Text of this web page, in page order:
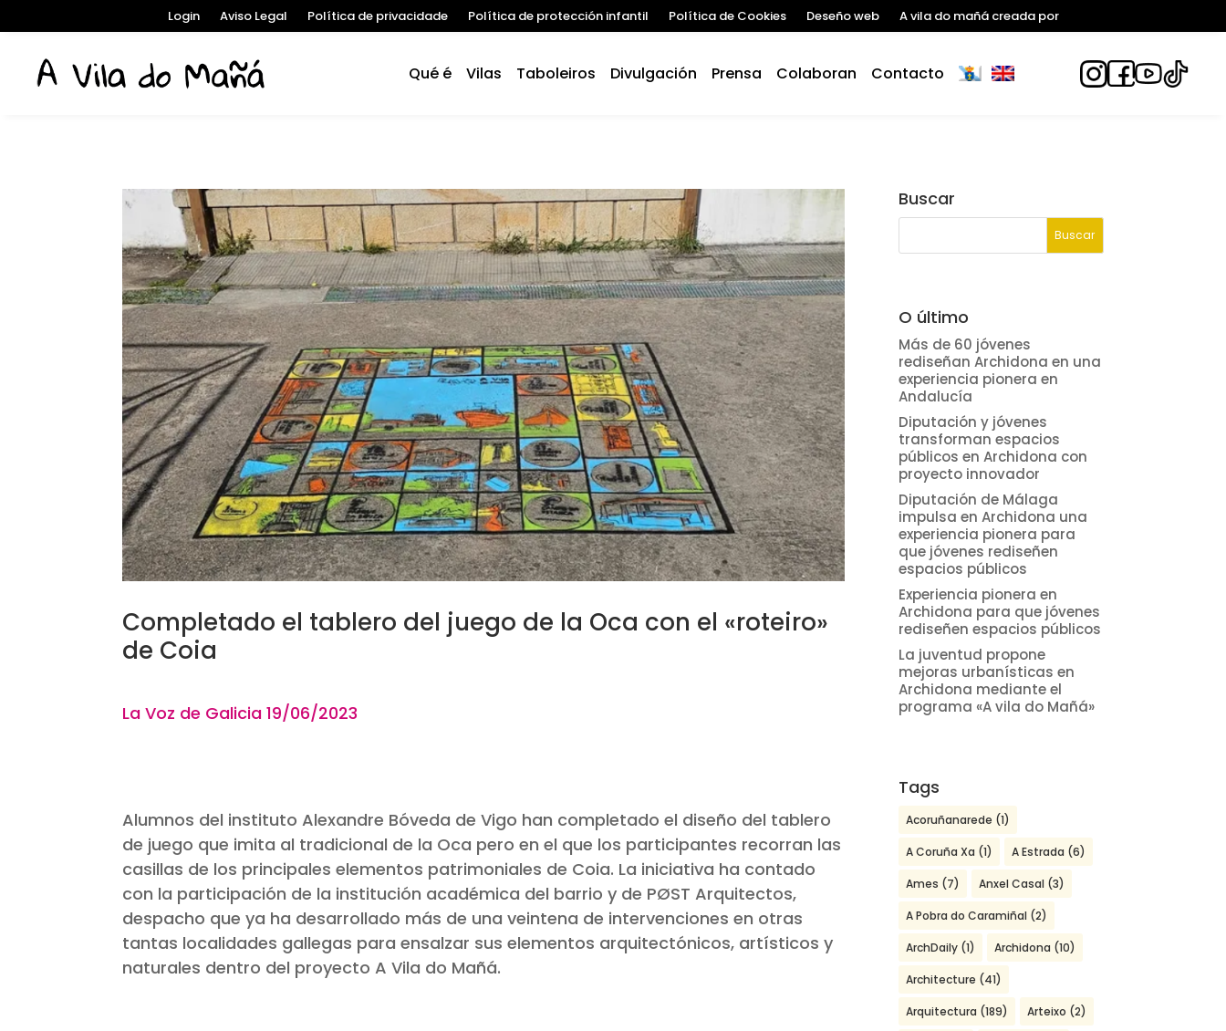
Login Aviso Legal Política de privacidade Política de protección infantil Política de Cookies Deseño web A vila do mañá creada por
Qué é Vilas Taboleiros Divulgación Prensa Colaboran Contacto
Completado el tablero del juego de la Oca con el «roteiro»
de Coia
La Voz de Galicia 19/06/2023
Alumnos del instituto Alexandre Bóveda de Vigo han completado el diseño del tablero
de juego que imita al tradicional de la Oca pero en el que los participantes recorran las
casillas de los principales elementos patrimoniales de Coia. La iniciativa ha contado
con la participación de la institución académica del barrio y de PØST Arquitectos,
despacho que ya ha desarrollado más de una veintena de intervenciones en otras
tantas localidades gallegas para ensalzar sus elementos arquitectónicos, artísticos y
naturales dentro del proyecto A Vila do Mañá.
Buscar
O último
Más de 60 jóvenes
rediseñan Archidona en una
experiencia pionera en
Andalucía
Diputación y jóvenes
transforman espacios
públicos en Archidona con
proyecto innovador
Diputación de Málaga
impulsa en Archidona una
experiencia pionera para
que jóvenes rediseñen
espacios públicos
Experiencia pionera en
Archidona para que jóvenes
rediseñen espacios públicos
La juventud propone
mejoras urbanísticas en
Archidona mediante el
programa «A vila do Mañá»
Tags
Acoruñanarede (1)
A Coruña Xa (1) A Estrada (6)
Ames (7) Anxel Casal (3)
A Pobra do Caramiñal (2)
ArchDaily (1) Archidona (10)
Architecture (41)
Arquitectura (189) Arteixo (2)